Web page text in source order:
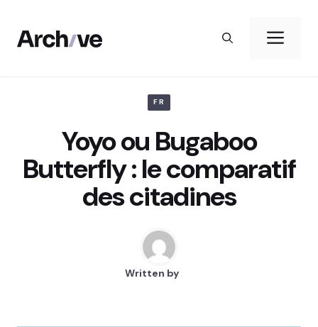
contenu
FR
Yoyo ou Bugaboo
Butterfly : le comparatif
des citadines
Written by